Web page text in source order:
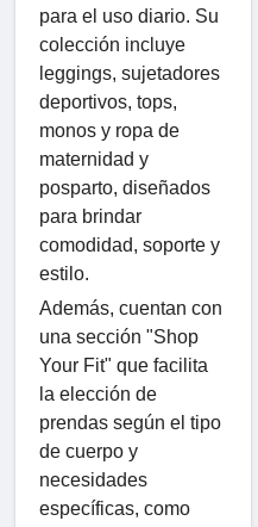
para el uso diario. Su
colección incluye
leggings, sujetadores
deportivos, tops,
monos y ropa de
maternidad y
posparto, diseñados
para brindar
comodidad, soporte y
estilo.
Además, cuentan con
una sección "Shop
Your Fit" que facilita
la elección de
prendas según el tipo
de cuerpo y
necesidades
específicas, como